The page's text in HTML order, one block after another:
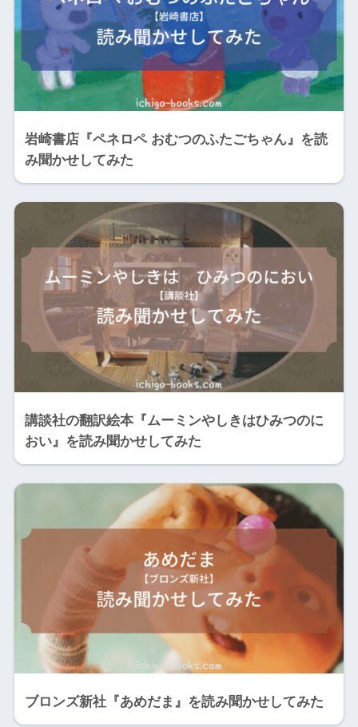
岩崎書店『ペネロペ おむつのふたごちゃん』を読
み聞かせしてみた
講談社の翻訳絵本『ムーミンやしきはひみつのに
おい』を読み聞かせしてみた
ブロンズ新社『あめだま』を読み聞かせしてみた